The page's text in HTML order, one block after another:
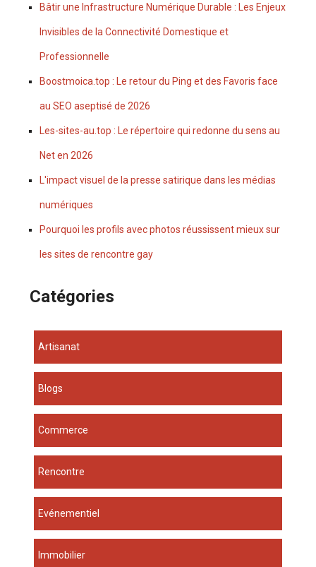
Bâtir une Infrastructure Numérique Durable : Les Enjeux
Invisibles de la Connectivité Domestique et
Professionnelle
Boostmoica.top : Le retour du Ping et des Favoris face
au SEO aseptisé de 2026
Les-sites-au.top : Le répertoire qui redonne du sens au
Net en 2026
L'impact visuel de la presse satirique dans les médias
numériques
Pourquoi les profils avec photos réussissent mieux sur
les sites de rencontre gay
Catégories
Artisanat
Blogs
Commerce
Rencontre
Evénementiel
Immobilier